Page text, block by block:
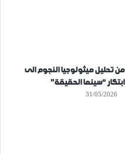
من تحليل ميثولوجيا النجوم الى
ابتكار “سينما الحقيقة”
31/05/2026